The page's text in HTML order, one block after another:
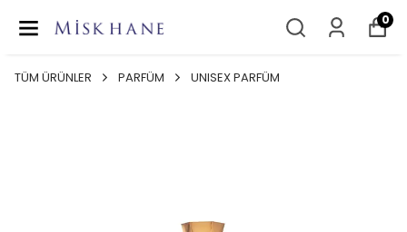
0
TÜM ÜRÜNLER PARFÜM UNISEX PARFÜM